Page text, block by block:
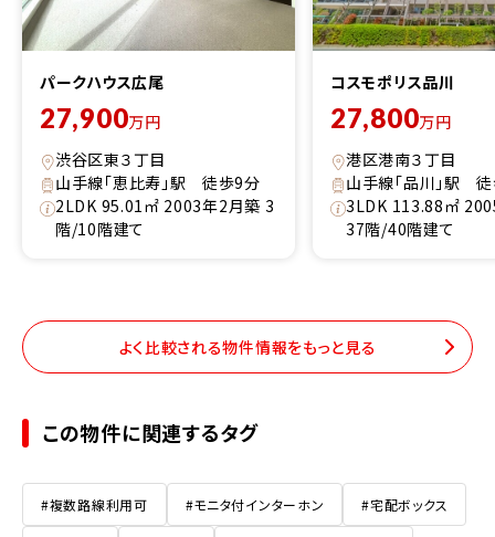
パークハウス広尾
27,900万円
渋谷区東３丁目
山手線「恵比寿」駅 徒歩9分
2LDK 95.01㎡ 2003年2月築 3
階/10階建て
コスモポリス品川
27,800万円
港区港南３丁目
山手線「品川」駅
3LDK 113.88㎡
37階/40階建て
よく比較される物件情報をもっと見る
この物件に関連するタグ
#複数路線利用可 #モニタ付インターホン #宅配ボックス